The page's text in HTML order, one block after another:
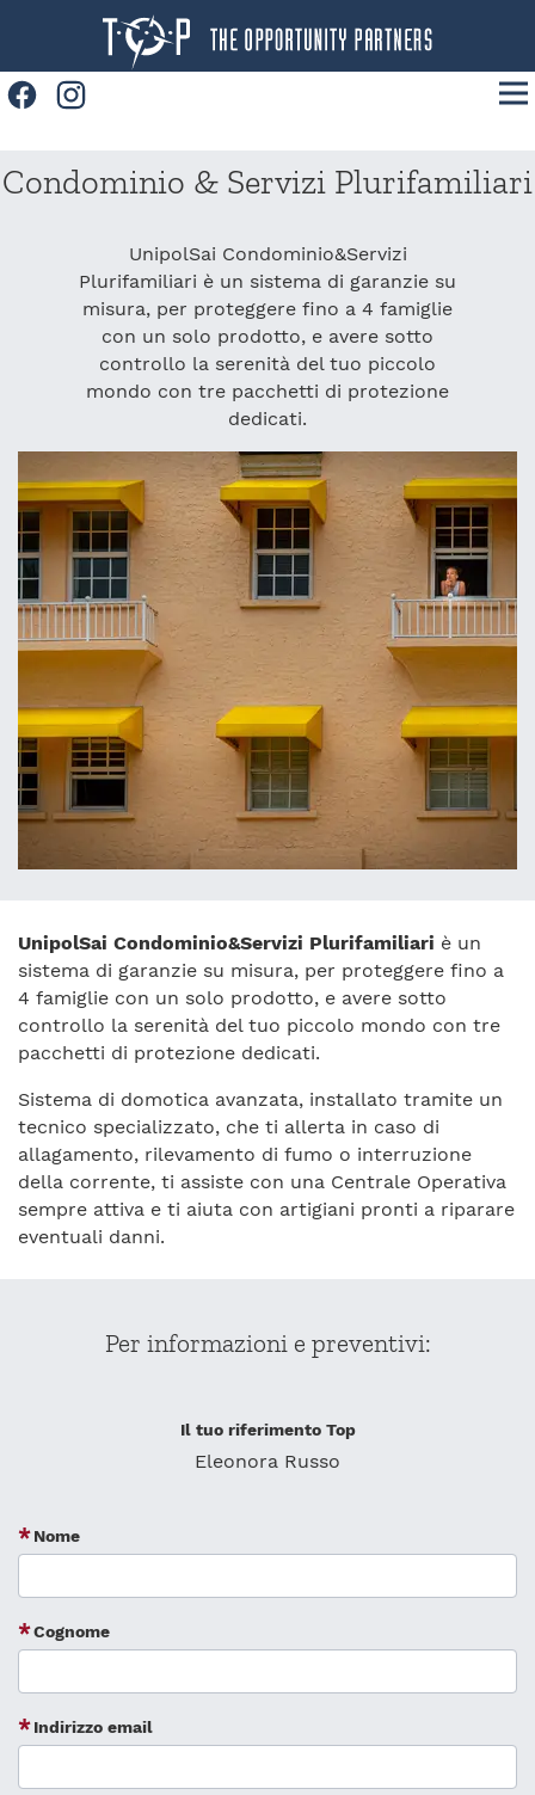
FacebookInstagram
Convenzioni
Contatti
Lavora con noi
Condominio & Servizi Plurifamiliari
UnipolSai Condominio&Servizi
Plurifamiliari è un sistema di garanzie su
misura, per proteggere fino a 4 famiglie
con un solo prodotto, e avere sotto
controllo la serenità del tuo piccolo
mondo con tre pacchetti di protezione
dedicati.
UnipolSai Condominio&Servizi Plurifamiliari è un
sistema di garanzie su misura, per proteggere fino a
4 famiglie con un solo prodotto, e avere sotto
controllo la serenità del tuo piccolo mondo con tre
pacchetti di protezione dedicati.
Sistema di domotica avanzata, installato tramite un
tecnico specializzato, che ti allerta in caso di
allagamento, rilevamento di fumo o interruzione
della corrente, ti assiste con una Centrale Operativa
sempre attiva e ti aiuta con artigiani pronti a riparare
eventuali danni.
Per informazioni e preventivi:
Il tuo riferimento Top
Eleonora Russo
Nome
Cognome
Indirizzo email